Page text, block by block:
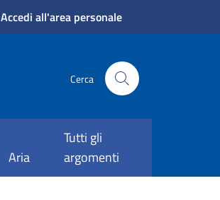
Accedi all'area personale
Cerca
Aria
Tutti gli
argomenti